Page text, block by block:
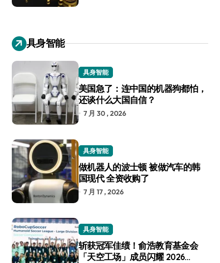
具身智能
具身智能
美国急了：连中国的机器狗都怕，
还谈什么大国自信？
7 月 30 , 2026
具身智能
做机器人的波士顿 被做汽车的韩
国现代 全资收购了
7 月 17 , 2026
具身智能
斩获冠军佳绩！俞浩教育基金会
「天空工场」成员闪耀 2026